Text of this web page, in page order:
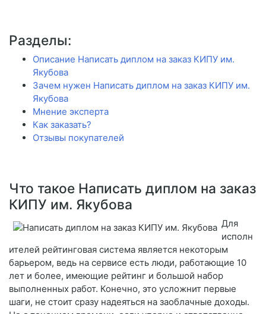
Разделы:
Описание Написать диплом на заказ КИПУ им.
Якубова
Зачем нужен Написать диплом на заказ КИПУ им.
Якубова
Мнение эксперта
Как заказать?
Отзывы покупателей
Что такое Написать диплом на заказ
КИПУ им. Якубова
Для
исполн
ителей рейтинговая система является некоторым
барьером, ведь на сервисе есть люди, работающие 10
лет и более, имеющие рейтинг и большой набор
выполненных работ. Конечно, это усложнит первые
шаги, не стоит сразу надеяться на заоблачные доходы.